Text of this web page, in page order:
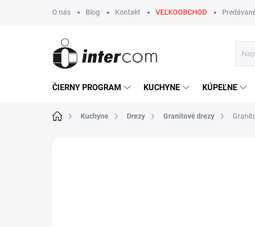
O nás Blog Kontakt VEĽKOOBCHOD
ČIERNY PROGRAM KUCHYNE KÚPEĽNE
DomovKuchyne Drezy Granitové drezy